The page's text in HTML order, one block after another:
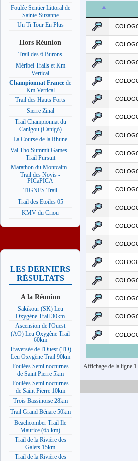
Foulée Sentier Littoral de
Sainte-Suzanne
Un Ti Tour En Plus
Hors Réunion
Trail des 6 Burons
Méribel Trails et Km
Vertical
Championnat France de
Km Vertical
Trail des Hauts Forts
Sierre Zinal
Trail Championnat du
Canigou (Canigó)
La Course de la Rhune
Val Tho Summit Games -
Trail Pursuit
Marathon du Montcalm -
Trail des Novis -
PICaPICA
TIGNES Trail
Trail des Etoiles 05
KMV du Criou
LES DERNIERS
RÉSULTATS
A la Réunion
Sakikour (SK) Leu
Oxygène Trail 30km
Ascension de l'Ouest
(AO) Leu Oxygène Trail
60km
Traversée de l'Ouest (TO)
Leu Oxygène Trail 90km
Foulées Semi nocturnes
de Saint Pierre 5km
Foulées Semi nocturnes
de Saint Pierre 10km
Trois Bassinoise 28km
Trail Grand Bénare 50km
Beachcomber Trail Ile
Maurice (65 km)
Trail de la Rivière des
Galets 15km
Trail de la Rivière des
Affichage de la ligne